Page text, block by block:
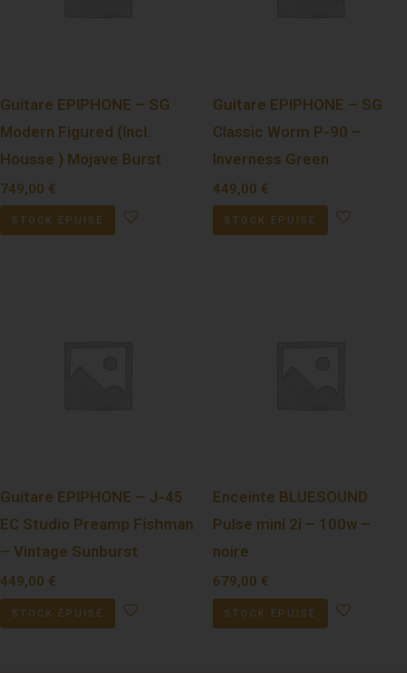
Guitare EPIPHONE – SG
Modern Figured (Incl.
Housse ) Mojave Burst
749,00 €
STOCK ÉPUISÉ
Guitare EPIPHONE – SG
Classic Worm P-90 –
Inverness Green
449,00 €
STOCK ÉPUISÉ
Guitare EPIPHONE – J-45
EC Studio Preamp Fishman
– Vintage Sunburst
449,00 €
STOCK ÉPUISÉ
Enceinte BLUESOUND
Pulse mini 2i – 100w –
noire
679,00 €
STOCK ÉPUISÉ